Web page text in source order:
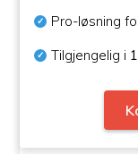
Pro-løsning
Tilgjengelig i